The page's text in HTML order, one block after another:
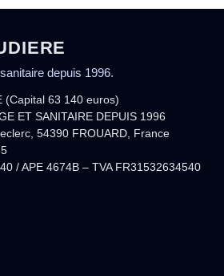
depuis 1996.
(Capital 63 140 euros)
ET SANITAIRE DEPUIS 1996
54390 FROUARD, France
/ APE 4674B – TVA FR31532634540